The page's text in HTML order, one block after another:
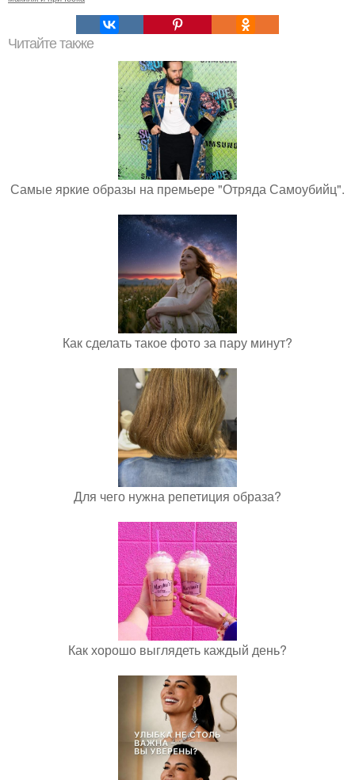
Читайте также
Самые яркие образы на премьере "Отряда Самоубийц".
Как сделать такое фото за пару минут?
Для чего нужна репетиция образа?
Как хорошо выглядеть каждый день?